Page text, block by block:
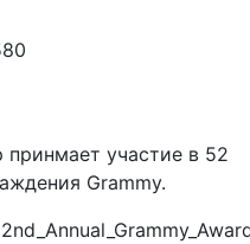
0
принмает участие в 52
Grammy.